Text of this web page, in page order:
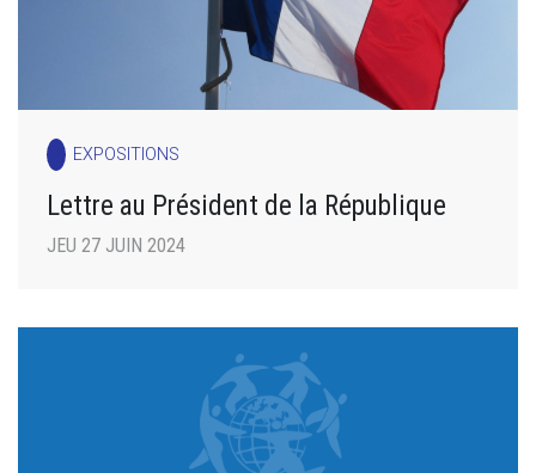
EXPOSITIONS
Lettre au Président de la République
JEU 27 JUIN 2024